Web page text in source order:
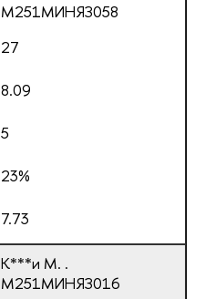
М251МИНЯЗ058
27
8.09
5
23%
7.73
К***и М. .
М251МИНЯЗ016